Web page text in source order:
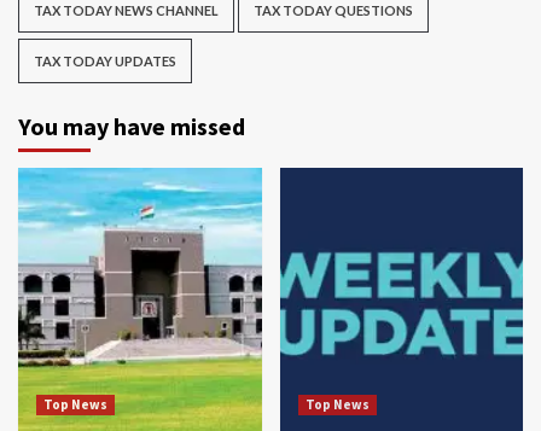
TAX TODAY NEWS CHANNEL TAX TODAY QUESTIONS
TAX TODAY UPDATES
You may have missed
Top News Top News